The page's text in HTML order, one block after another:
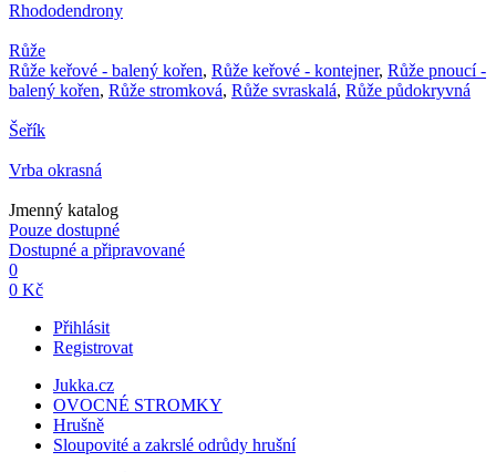
Rhododendrony
Růže
Růže keřové - balený kořen, Růže keřové - kontejner, Růže pnoucí -
balený kořen, Růže stromková, Růže svraskalá, Růže půdokryvná
Šeřík
Vrba okrasná
Jmenný katalog
Pouze dostupné
Dostupné a připravované
0
0 Kč
Přihlásit
Registrovat
Jukka.cz
OVOCNÉ STROMKY
Hrušně
Sloupovité a zakrslé odrůdy hrušní